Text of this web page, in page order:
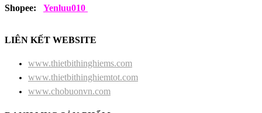
Shopee:
Yenluu010
LIÊN KẾT WEBSITE
www.thietbithinghiems.com
www.thietbithinghiemtot.com
www.chobuonvn.com